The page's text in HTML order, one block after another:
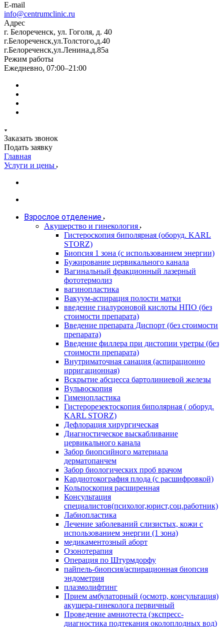
E-mail
info@centrumclinic.ru
Адрес
г. Белореченск, ул. Гоголя, д. 40
г.Белореченск,ул.Толстого,д.40
г.Белореченск,ул.Ленина,д.85а
Режим работы
Ежедневно, 07:00–21:00
Заказать звонок
Подать заявку
Главная
Услуги и цены
Взрослое отделение
Акушерство и гинекология
Гистероскопия биполярная (оборуд. KARL
STORZ)
Биопсия 1 зона (с использованием энергии)
Бужирование цервикального канала
Вагинальный фракционный лазерный
фототермолиз
вагинопластика
Вакуум-аспирация полости матки
введение гиалуроновой кислоты НПО (без
стоимости препарата)
Введение препарата Диспорт (без стоимости
препарата)
Введение филлера при дистопии уретры (без
стоимости препарата)
Внутриматочная санация (аспирационно
ирригационная)
Вскрытие абсцесса бартолиниевой железы
Вульвоскопия
Гименопластика
Гистерорезектоскопия биполярная ( оборуд.
KARL STORZ)
Дефлорация хирургическая
Диагностическое выскабливание
цервикального канала
Забор биопсийного материала
дерматопанчем
Забор биологических проб врачом
Кардиотокография плода (с расшифровкой)
Кольпоскопия расширенная
Консультация
специалистов(психолог,юрист,соц.работник)
Лабиопластика
Лечение заболеваний слизистых, кожи с
использованием энергии (1 зона)
медикаментозный аборт
Озонотерапия
Операция по Штурмдорфу
пайпель-биопсия/аспирационная биопсия
эндометрия
плазмолифтинг
Прием амбулаторный (осмотр, консультация)
акушера-гинеколога первичный
Проведение амниотеста (экспресс-
диагностика подтекания околоплодных вод)